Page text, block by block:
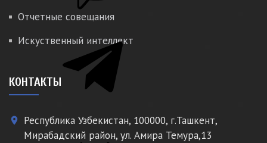
Отчетные совещания
Искуственный интеллект
КОНТАКТЫ
place
Республика Узбекистан, 100000, г.Ташкент,
Мирабадский район, ул. Амира Темура,13